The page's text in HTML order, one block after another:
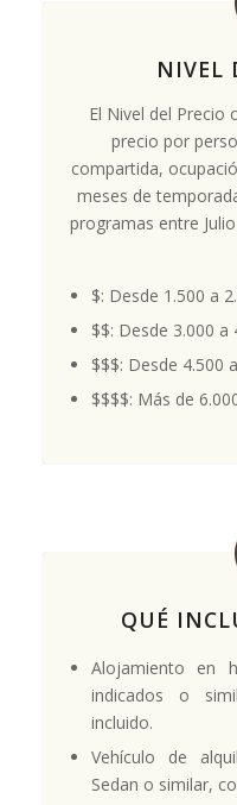
NIVEL
El Nivel del Precio
precio por
compartida,
meses de
programas entre
$: Desde 1.500 a
$$: Desde 3.000 a
$$$: Desde 4.500
$$$$: Más de
QUÉ
Alojamiento en
indicados o
incluido.
Vehículo de
Sedan o similar,